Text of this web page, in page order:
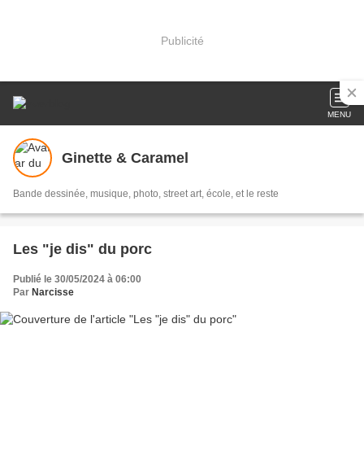
Publicité
MENU
Ginette & Caramel
Bande dessinée, musique, photo, street art, école, et le reste
Les "je dis" du porc
Publié le 30/05/2024 à 06:00
Par Narcisse